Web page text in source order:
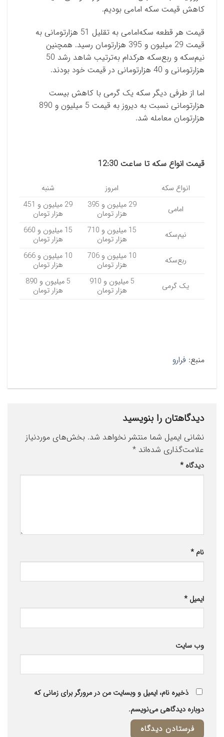
کاهش قیمت سکه امامی بودیم.
قیمت هر قطعه سکه‌امامی به تقلیل 51 هزارتومانی به
قیمت 29 میلیون و 395 هزارتومان رسید. همچنین
نیم‌سکه و ربع‌سکه هرکدام به‌ترتیب شاهد رشد 50
هزارتومانی و 40 هزارتومانی در قیمت خود بودند.
اما از طرفی دیگر سکه یک گرمی با کاهش بیست
هزارتومانی نسبت به دیروز به قیمت 5 میلیون و 890
هزارتومان معامله شد.
قیمت انواع سکه تا ساعت 12:30
انواع سکه امروز
شنبه
امامی
29 میلیون و 395
هزار تومان
29 میلیون و 451
هزار تومان
نیم‌سکه
15 میلیون و 710
هزار تومان
15 میلیون و 660
هزار تومان
ربع‌سکه
10 میلیون و 706
هزار تومان
10 میلیون و 666
هزار تومان
یک گرمی
5 میلیون و 910
هزار تومان
5 میلیون و 890
هزار تومان
منبع: فرارو
دیدگاهتان را بنویسید
نشانی ایمیل شما منتشر نخواهد شد. بخش‌های موردنیاز
علامت‌گذاری شده‌اند *
دیدگاه *
نام *
ایمیل *
وب‌ سایت
ذخیره نام، ایمیل و وبسایت من در مرورگر برای زمانی که
دوباره دیدگاهی می‌نویسم.